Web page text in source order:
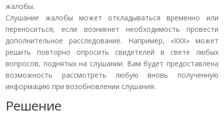
жалобы.
Слушание жалобы может откладываться временно или
переноситься, если возникнет необходимость провести
дополнительное расследование. Например, «ХХХ» может
решить повторно опросить свидетелей в свете любых
вопросов, поднятых на слушании. Вам будет предоставлена
возможность рассмотреть любую вновь полученную
информацию при возобновлении слушания.
Решение